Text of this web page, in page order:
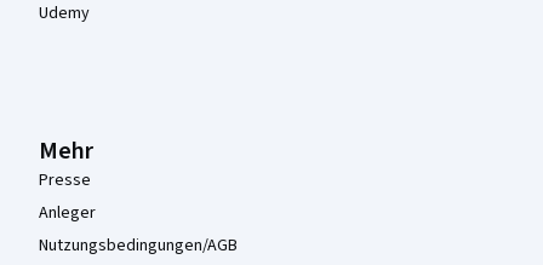
Udemy
Mehr
Presse
Anleger
Nutzungsbedingungen/AGB